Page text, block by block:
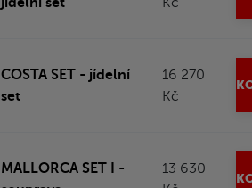
COSTA SET - jídelní
set
16 270
Kč
MALLORCA SET I -
13 630